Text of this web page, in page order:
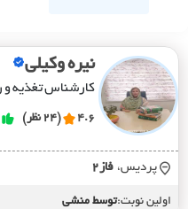
نیره وکیلی
کارشناس تغذیه و
4.6 (24 نظر)
پردیس، فاز2
اولین نوبت:توسط منشی